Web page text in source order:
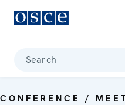
Search
CONFERENCE /